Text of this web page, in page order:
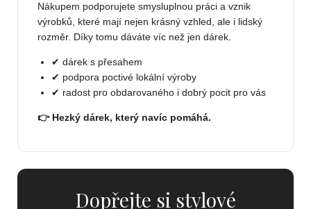
Nákupem podporujete smysluplnou práci a vznik
výrobků, které mají nejen krásný vzhled, ale i lidský
rozměr. Díky tomu dáváte víc než jen dárek.
✔ dárek s přesahem
✔ podpora poctivé lokální výroby
✔ radost pro obdarovaného i dobrý pocit pro vás
👉 Hezký dárek, který navíc pomáhá.
Dopřejte si stylové